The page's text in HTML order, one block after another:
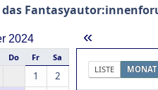
2024
Do Fr Sa
1
2
«
LISTE MONAT